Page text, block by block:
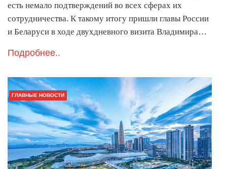
есть немало подтверждений во всех сферах их
сотрудничества. К такому итогу пришли главы России
и Беларуси в ходе двухдневного визита Владимира…
Подробнее..
ГЛАВНЫЕ НОВОСТИ